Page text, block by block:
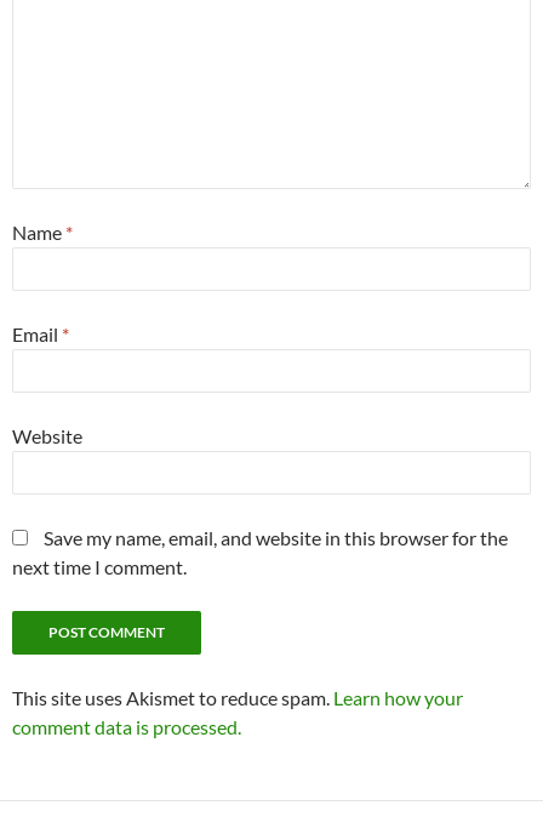
Name *
Email *
Website
Save my name, email, and website in this browser for the
next time I comment.
This site uses Akismet to reduce spam. Learn how your
comment data is processed.